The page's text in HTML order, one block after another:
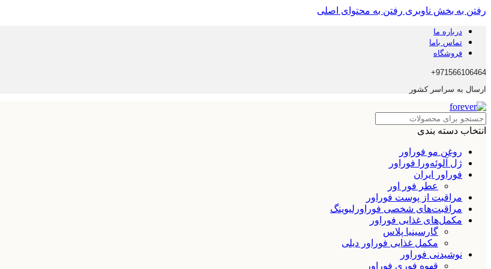
رفتن به بخش ناوبری رفتن به محتوای اصلی
درباره ما
تماس باما
فروشگاه
971566106464+
ارسال به سراسر کشور
انتخاب دسته بندی
روغن مو فوراور
ژل آلوئه‌ورا فوراور
فوراور ایران
عطر فور اور
مراقبت از پوست فوراور
مراقبت‌های شخصی فوراورلیوینگ
مکمل‌های غذایی فوراور
گارسینیا پلاس
مکمل غذایی فوراور دیلی
نوشیدنی فوراور
قهوه فوری فوراور